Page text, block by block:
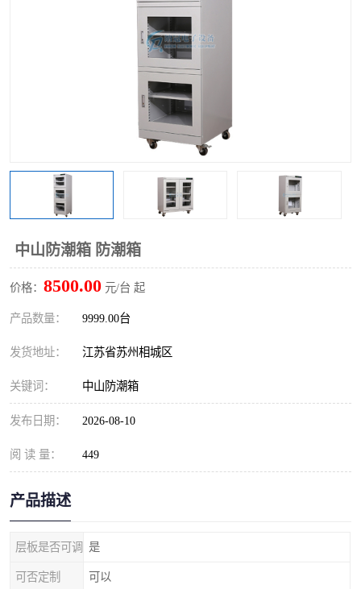
中山防潮箱 防潮箱
价格： 8500.00 元/台 起
产品数量： 9999.00台
发货地址： 江苏省苏州相城区
关键词： 中山防潮箱
发布日期： 2026-08-10
阅 读 量： 449
产品描述
层板是否可调 是
可否定制 可以